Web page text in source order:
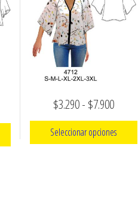
$3.290- $7.900Rango
de
precios:
Seleccionar opciones